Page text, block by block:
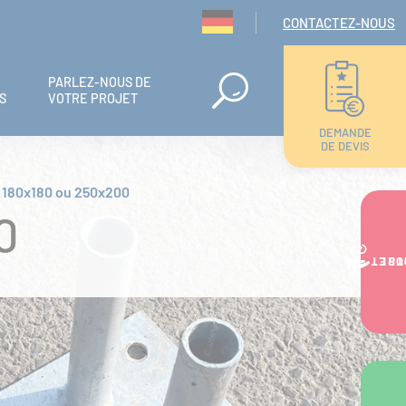
Navigation
CONTACTEZ-NOUS
PARLEZ-NOUS DE
VOTRE PROJET
DEMANDE
DE DEVIS
ou 250x200
VOTRE